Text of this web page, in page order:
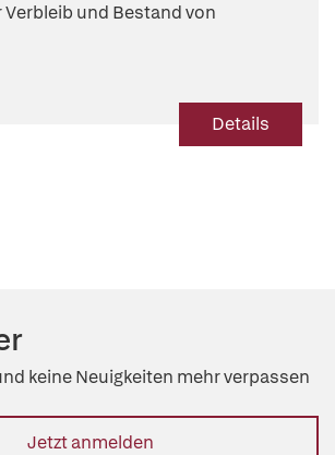
und Bestand von
Details
keine Neuigkeiten mehr verpassen
Jetzt anmelden